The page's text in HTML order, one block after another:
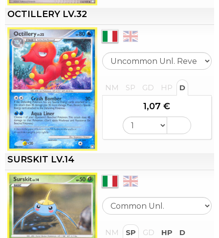
OCTILLERY LV.32
NM SP GD HP D
1,07 €
SURSKIT LV.14
NM SP GD HP D